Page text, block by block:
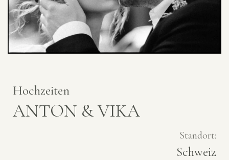
Hochzeiten
ANTON & VIKA
Standort:
Schweiz